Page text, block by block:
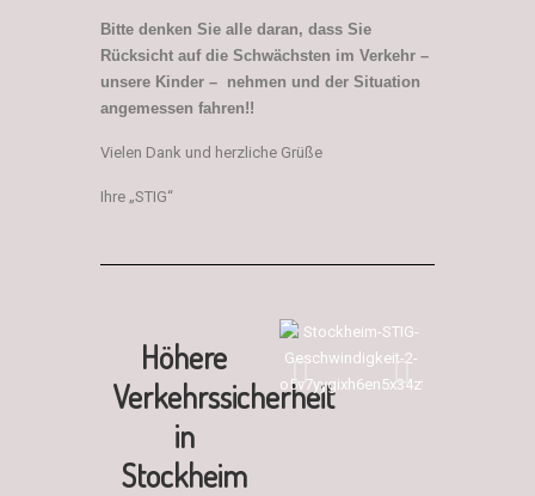
Bitte denken Sie alle daran, dass Sie
Rücksicht auf die Schwächsten im Verkehr –
unsere Kinder – nehmen und der Situation
angemessen fahren!!
Vielen Dank und herzliche Grüße
Ihre „STIG“
Höhere
Verkehrssicherheit
in
Stockheim